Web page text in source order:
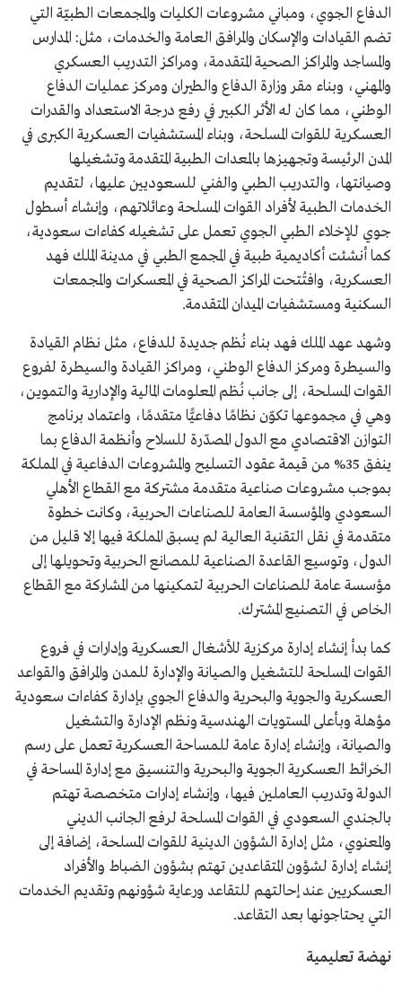
الدفاع الجوي، ومباني مشروعات الكليات والمجمعات الطبيّة التي
تضم القيادات والإسكان والمرافق العامة والخدمات، مثل: المدارس
والمساجد والمراكز الصحية المتقدمة، ومراكز التدريب العسكري
والمهني، وبناء مقر وزارة الدفاع والطيران ومركز عمليات الدفاع
الوطني، مما كان له الأثر الكبير في رفع درجة الاستعداد والقدرات
العسكرية للقوات المسلحة، وبناء المستشفيات العسكرية الكبرى في
المدن الرئيسة وتجهيزها بالمعدات الطبية المتقدمة وتشغيلها
وصيانتها، والتدريب الطبي والفني للسعوديين عليها، لتقديم
الخدمات الطبية لأفراد القوات المسلحة وعائلاتهم، وإنشاء أسطول
جوي للإخلاء الطبي الجوي تعمل على تشغيله كفاءات سعودية،
كما أنشئت أكاديمية طبية في المجمع الطبي في مدينة الملك فهد
العسكرية، وافتُتحت المراكز الصحية في المعسكرات والمجمعات
السكنية ومستشفيات الميدان المتقدمة.
وشهد عهد الملك فهد بناء نُظم جديدة للدفاع، مثل نظام القيادة
والسيطرة ومركز الدفاع الوطني، ومراكز القيادة والسيطرة لفروع
القوات المسلحة، إلى جانب نُظم المعلومات المالية والإدارية والتموين،
وهي في مجموعها تكوّن نظامًا دفاعيًّا متقدمًا، واعتماد برنامج
التوازن الاقتصادي مع الدول المصدّرة للسلاح وأنظمة الدفاع بما
ينفق 35% من قيمة عقود التسليح والمشروعات الدفاعية في المملكة
بموجب مشروعات صناعية متقدمة مشتركة مع القطاع الأهلي
السعودي والمؤسسة العامة للصناعات الحربية، وكانت خطوة
متقدمة في نقل التقنية العالية لم يسبق المملكة فيها إلا قليل من
الدول، وتوسيع القاعدة الصناعية للمصانع الحربية وتحويلها إلى
مؤسسة عامة للصناعات الحربية لتمكينها من المشاركة مع القطاع
الخاص في التصنيع المشترك.
كما بدأ إنشاء إدارة مركزية للأشغال العسكرية وإدارات في فروع
القوات المسلحة للتشغيل والصيانة والإدارة للمدن والمرافق والقواعد
العسكرية والجوية والبحرية والدفاع الجوي بإدارة كفاءات سعودية
مؤهلة وبأعلى المستويات الهندسية ونظم الإدارة والتشغيل
والصيانة، وإنشاء إدارة عامة للمساحة العسكرية تعمل على رسم
الخرائط العسكرية الجوية والبحرية والتنسيق مع إدارة المساحة في
الدولة وتدريب العاملين فيها، وإنشاء إدارات متخصصة تهتم
بالجندي السعودي في القوات المسلحة لرفع الجانب الديني
والمعنوي، مثل إدارة الشؤون الدينية للقوات المسلحة، إضافة إلى
إنشاء إدارة لشؤون المتقاعدين تهتم بشؤون الضباط والأفراد
العسكريين عند إحالتهم للتقاعد ورعاية شؤونهم وتقديم الخدمات
التي يحتاجونها بعد التقاعد.
نهضة تعليمية